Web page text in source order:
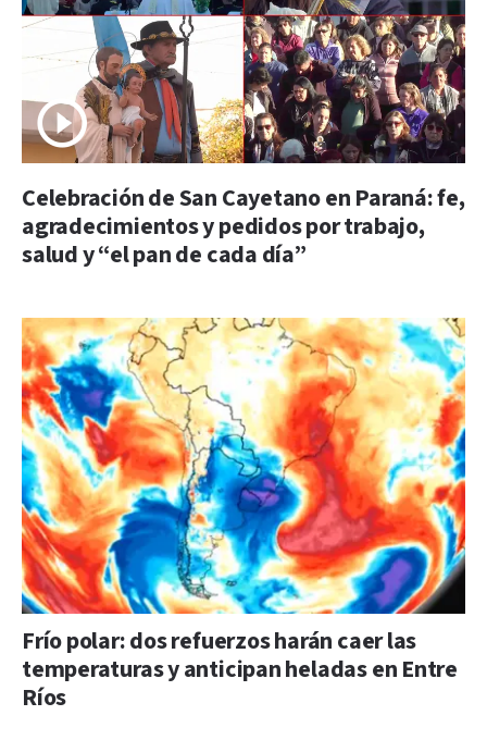
Celebración de San Cayetano en Paraná: fe,
agradecimientos y pedidos por trabajo,
salud y “el pan de cada día”
Frío polar: dos refuerzos harán caer las
temperaturas y anticipan heladas en Entre
Ríos